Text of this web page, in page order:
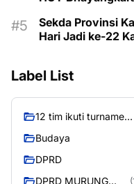
Sekda Provinsi
Hari Jadi ke-22
Label List
12 tim ikuti turnamen
Raya
Budaya
DPRD
DPRD MURUNG